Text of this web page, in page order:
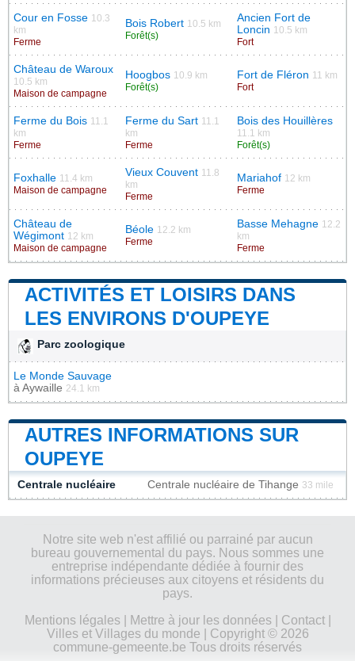
Cour en Fosse 10.3
km
Ferme
Bois Robert 10.5 km
Forêt(s)
Ancien Fort de
Loncin 10.5 km
Fort
Château de Waroux
10.5 km
Maison de campagne
Hoogbos 10.9 km
Forêt(s)
Fort de Fléron 11 km
Fort
Ferme du Bois 11.1
km
Ferme
Ferme du Sart 11.1
km
Ferme
Bois des Houillères
11.1 km
Forêt(s)
Foxhalle 11.4 km
Maison de campagne
Vieux Couvent 11.8
km
Ferme
Mariahof 12 km
Ferme
Château de
Wégimont 12 km
Maison de campagne
Béole 12.2 km
Ferme
Basse Mehagne 12.2
km
Ferme
ACTIVITÉS ET LOISIRS DANS
LES ENVIRONS D'OUPEYE
Parc zoologique
Le Monde Sauvage
à Aywaille 24.1 km
AUTRES INFORMATIONS SUR
OUPEYE
Centrale nucléaire Centrale nucléaire de Tihange 33 mile
Notre site web n'est affilié ou parrainé par aucun
bureau gouvernemental du pays. Nous sommes une
entreprise indépendante dédiée à fournir des
informations précieuses aux citoyens et résidents du
pays.
Mentions légales| Mettre à jour les données| Contact|
Villes et Villages du monde | Copyright © 2026
commune-gemeente.be Tous droits réservés